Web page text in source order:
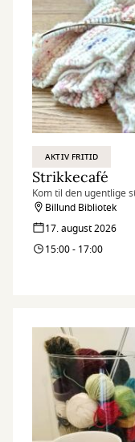
AKTIV FRITID
Strikkecafé
Kom til den ugentlige
Billund Bibliotek
17. august 2026
15:00 - 17:00